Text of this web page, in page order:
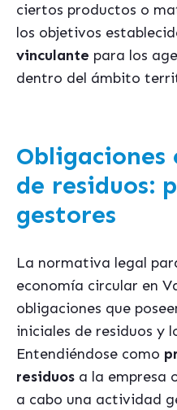
ciertos productos o
los objetivos
vinculante para los
dentro del ámbito
Obligaciones
de residuos:
gestores
La normativa legal
economía circular en
obligaciones que
iniciales de residuos y
Entendiéndose como
residuos a la empresa
a cabo una actividad